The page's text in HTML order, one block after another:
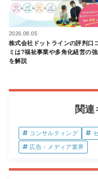
2026.08.05
株式会社ドットラインの評判口
ミは?福祉事業や多角化経営の
を解説
関連
コンサルティング
広告・メディア業界